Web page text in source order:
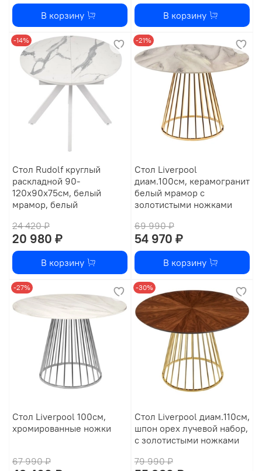
В корзину В корзину
-14%
Стол Rudolf круглый
раскладной 90-
120x90x75см, белый
мрамор, белый
24 420 ₽
20 980 ₽
В корзину
-21%
Стол Liverpool
диам.100см, керамогранит
белый мрамор с
золотистыми ножками
69 990 ₽
54 970 ₽
В корзину
-27%
Стол Liverpool 100см,
хромированные ножки
67 990 ₽
-30%
Стол Liverpool диам.110см,
шпон орех лучевой набор,
с золотистыми ножками
79 990 ₽